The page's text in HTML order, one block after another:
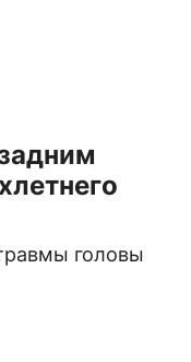
головы